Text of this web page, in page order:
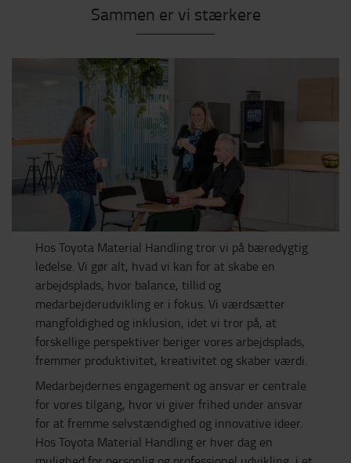
Sammen er vi stærkere
Hos Toyota Material Handling tror vi på bæredygtig
ledelse. Vi gør alt, hvad vi kan for at skabe en
arbejdsplads, hvor balance, tillid og
medarbejderudvikling er i fokus. Vi værdsætter
mangfoldighed og inklusion, idet vi tror på, at
forskellige perspektiver beriger vores arbejdsplads,
fremmer produktivitet, kreativitet og skaber værdi.
Medarbejdernes engagement og ansvar er centrale
for vores tilgang, hvor vi giver frihed under ansvar
for at fremme selvstændighed og innovative ideer.
Hos Toyota Material Handling er hver dag en